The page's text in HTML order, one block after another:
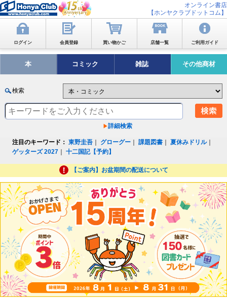
オンライン書店
【ホンヤクラブドットコム】
ログイン 会員登録 買い物かご 店舗一覧 ご利用ガイド
本 コミック 雑誌 その他商材
検索
詳細検索
注目のキーワード： 東野圭吾 グローグー ｜課題図書 ｜夏休みドリル｜
ゲッターズ 2027 ｜十二国記【予約】
【ご案内】お盆期間の配送について